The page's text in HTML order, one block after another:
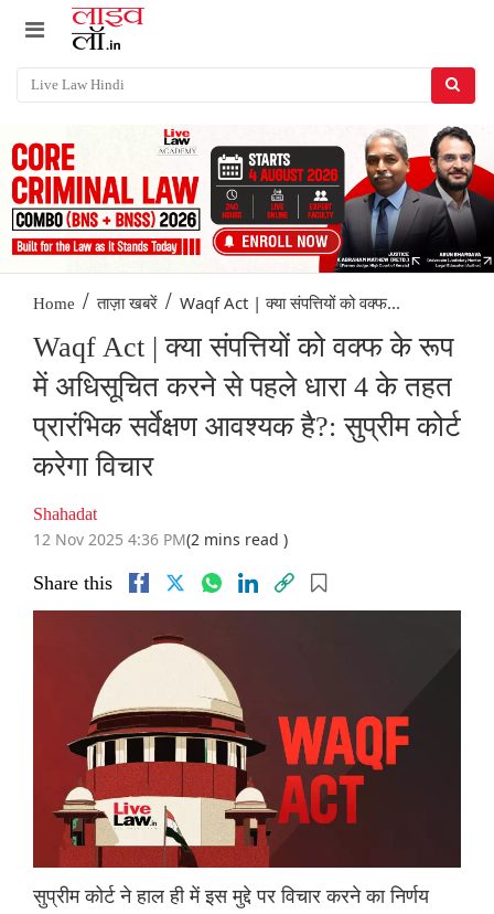
Home / ताज़ा खबरें / Waqf Act | क्या संपत्तियों को वक्फ...
Waqf Act | क्या संपत्तियों को वक्फ के रूप
में अधिसूचित करने से पहले धारा 4 के तहत
प्रारंभिक सर्वेक्षण आवश्यक है?: सुप्रीम कोर्ट
करेगा विचार
Shahadat
12 Nov 2025 4:36 PM(2 mins read )
Share this
सुप्रीम कोर्ट ने हाल ही में इस मुद्दे पर विचार करने का निर्णय